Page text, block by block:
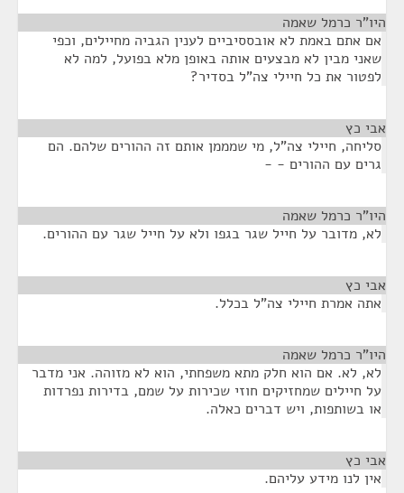
היו"ר כרמל שאמה
אם אתם באמת לא אובססיביים לענין הגביה מחיילים, וכפי
שאני מבין לא מבצעים אותה באופן מלא בפועל, למה לא
לפטור את כל חיילי צה"ל בסדיר?
אבי כץ
סליחה, חיילי צה"ל, מי שמממן אותם זה ההורים שלהם. הם
גרים עם ההורים - -
היו"ר כרמל שאמה
לא, מדובר על חייל שגר בגפו ולא על חייל שגר עם ההורים.
אבי כץ
אתה אמרת חיילי צה"ל בכלל.
היו"ר כרמל שאמה
לא, לא. אם הוא חלק מתא משפחתי, הוא לא מזוהה. אני מדבר
על חיילים שמחזיקים חוזי שכירות על שמם, בדירות נפרדות
או בשותפות, ויש דברים כאלה.
אבי כץ
אין לנו מידע עליהם.